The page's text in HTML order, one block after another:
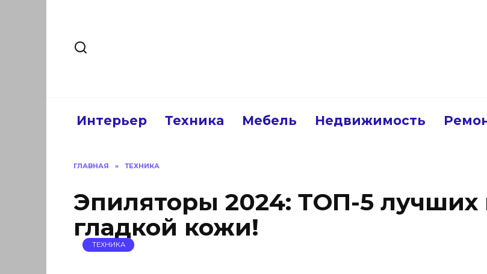
Интерьер Техника Мебель Недвижимость
ГЛАВНАЯ » ТЕХНИКА
Эпиляторы 2024: ТОП-5 лучших
гладкой кожи!
ТЕХНИКА